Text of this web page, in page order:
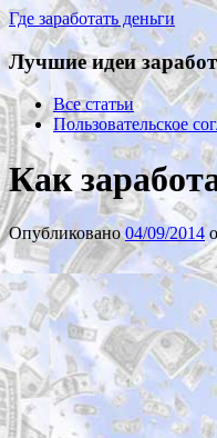
Где заработать деньги
Лучшие идеи
Все статьи
Пользовательское
Как
Опубликовано04/09/2014